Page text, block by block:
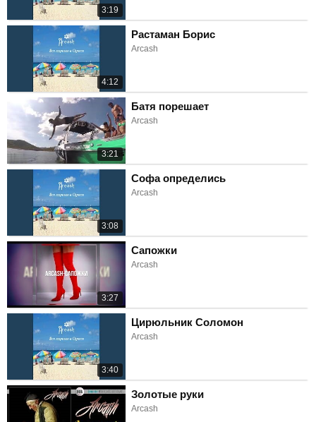
3:19
4:12
Растаман Борис
Arcash
3:21
Батя порешает
Arcash
3:08
Софа определись
Arcash
3:27
Сапожки
Arcash
3:40
Цирюльник Соломон
Arcash
Золотые руки
Arcash